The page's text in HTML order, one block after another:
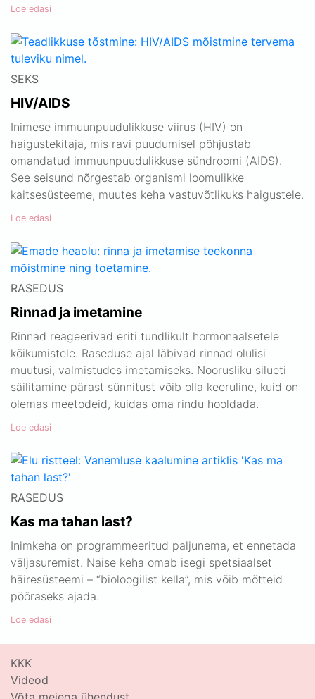
Loe edasi
SEKS
HIV/AIDS
Inimese immuunpuudulikkuse viirus (HIV) on
haigustekitaja, mis ravi puudumisel põhjustab
omandatud immuunpuudulikkuse sündroomi (AIDS).
See seisund nõrgestab organismi loomulikke
kaitsesüsteeme, muutes keha vastuvõtlikuks haigustele.
Loe edasi
RASEDUS
Rinnad ja imetamine
Rinnad reageerivad eriti tundlikult hormonaalsetele
kõikumistele. Raseduse ajal läbivad rinnad olulisi
muutusi, valmistudes imetamiseks. Noorusliku silueti
säilitamine pärast sünnitust võib olla keeruline, kuid on
olemas meetodeid, kuidas oma rindu hooldada.
Loe edasi
RASEDUS
Kas ma tahan last?
Inimkeha on programmeeritud paljunema, et ennetada
väljasuremist. Naise keha omab isegi spetsiaalset
häiresüsteemi – “bioloogilist kella”, mis võib mõtteid
pööraseks ajada.
Loe edasi
KKK
Videod